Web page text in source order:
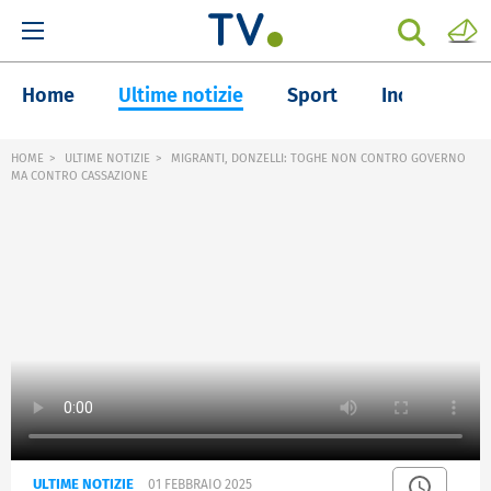
Home Ultime notizie Sport Inchieste
HOME ULTIME NOTIZIE
MIGRANTI, DONZELLI: TOGHE NON CONTRO GOVERNO
MA CONTRO CASSAZIONE
ULTIME NOTIZIE 01 FEBBRAIO 2025